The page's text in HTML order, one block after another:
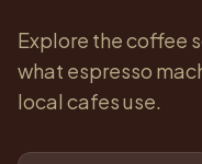
Explore the coffee
what espresso
local cafes use.